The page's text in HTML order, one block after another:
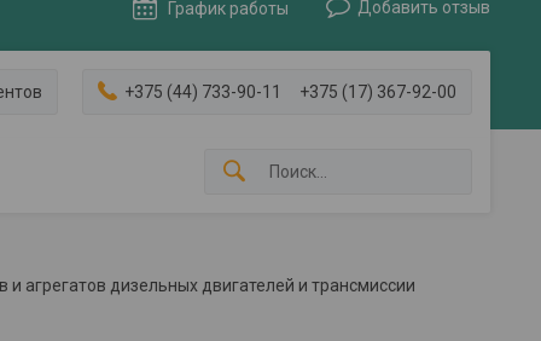
График работы Добавить отзыв
+375 (44) 733-90-11 +375 (17) 367-92-00
агрегатов дизельных двигателей и трансмиссии